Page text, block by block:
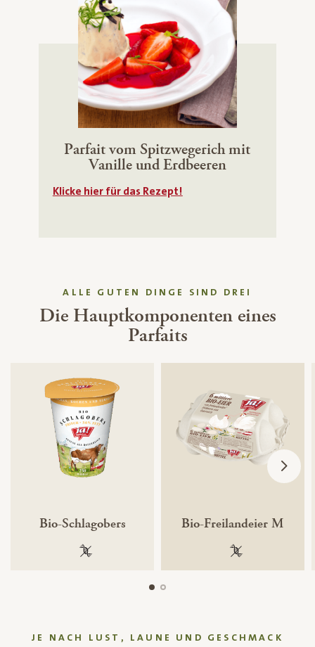
Parfait vom Spitzwegerich mit
Vanille und Erdbeeren
Klicke hier für das Rezept!
ALLE GUTEN DINGE SIND DREI
Die Hauptkomponenten eines
Parfaits
Bio-Schlagobers
100 % gentechnikfrei
Bio-Freilandeier M
100 %
JE NACH LUST, LAUNE UND GESCHMACK